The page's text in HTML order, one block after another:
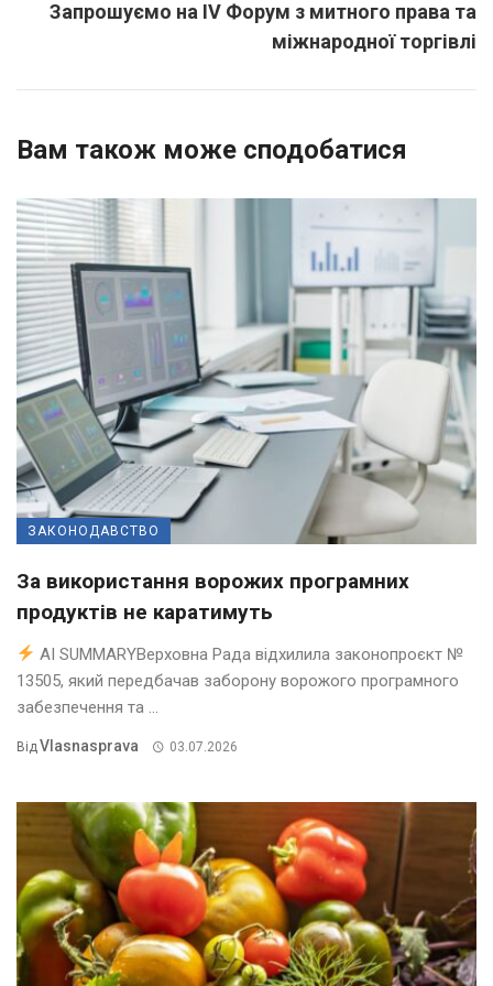
Запрошуємо на IV Форум з митного права та
міжнародної торгівлі
Вам також може сподобатися
ЗАКОНОДАВСТВО
За використання ворожих програмних
продуктів не каратимуть
AI SUMMARYВерховна Рада відхилила законопроєкт №
13505, який передбачав заборону ворожого програмного
забезпечення та ...
Від Vlasnasprava 03.07.2026